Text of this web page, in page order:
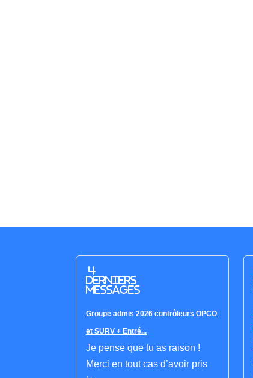
4
derniers
messages
Groupe admis 2026 contrôleurs OPCO
et SURV + Entré...
Je pense que tu as raison !
Merci en tout cas d’avoir pris